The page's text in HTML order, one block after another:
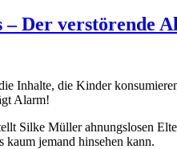
Der verstörende
Inhalte, die Kinder
Alarm!
Silke Müller ahnungslosen
kaum jemand hinsehen kann.